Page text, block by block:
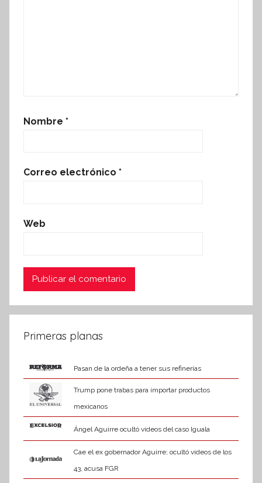
Nombre *
Correo electrónico *
Web
Primeras planas
Pasan de la ordeña a tener sus refinerías
Trump pone trabas para importar productos
mexicanos
Ángel Aguirre ocultó videos del caso Iguala
Cae el ex gobernador Aguirre; ocultó videos de los
43, acusa FGR